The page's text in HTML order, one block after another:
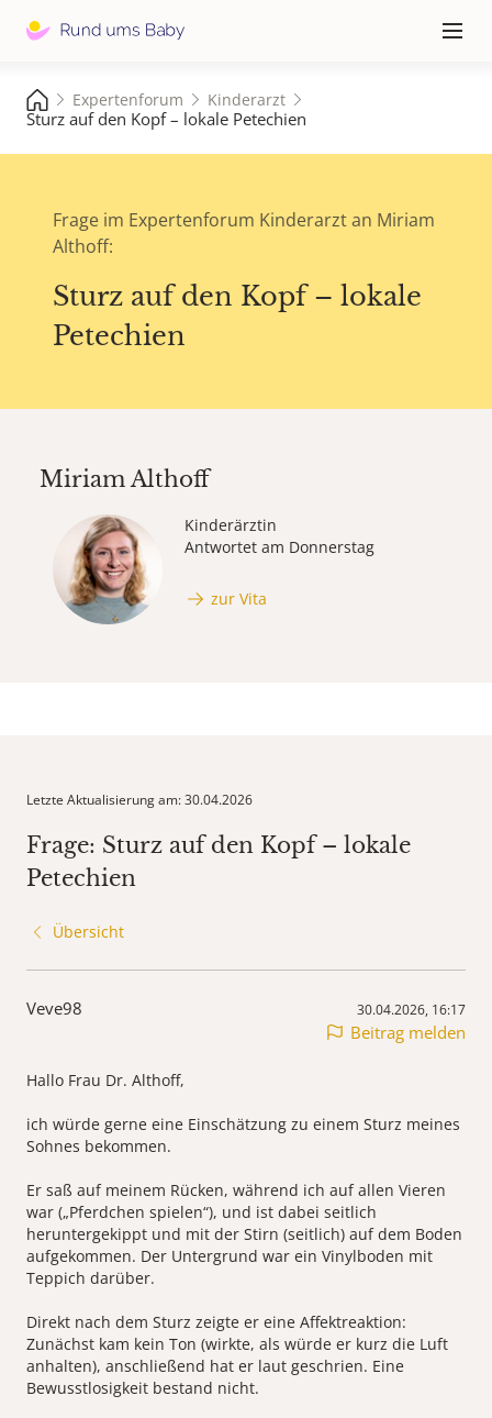
≡
Expertenforum Kinderarzt
Sturz auf den Kopf – lokale Petechien
Frage im Expertenforum Kinderarzt an Miriam
Althoff:
Sturz auf den Kopf – lokale
Petechien
Miriam Althoff
Kinderärztin
Antwortet am Donnerstag
zur Vita
Letzte Aktualisierung am: 30.04.2026
Frage: Sturz auf den Kopf – lokale
Petechien
Übersicht
Veve98 30.04.2026, 16:17
Beitrag melden
Hallo Frau Dr. Althoff,
ich würde gerne eine Einschätzung zu einem Sturz meines
Sohnes bekommen.
Er saß auf meinem Rücken, während ich auf allen Vieren
war („Pferdchen spielen“), und ist dabei seitlich
heruntergekippt und mit der Stirn (seitlich) auf dem Boden
aufgekommen. Der Untergrund war ein Vinylboden mit
Teppich darüber.
Direkt nach dem Sturz zeigte er eine Affektreaktion:
Zunächst kam kein Ton (wirkte, als würde er kurz die Luft
anhalten), anschließend hat er laut geschrien. Eine
Bewusstlosigkeit bestand nicht.